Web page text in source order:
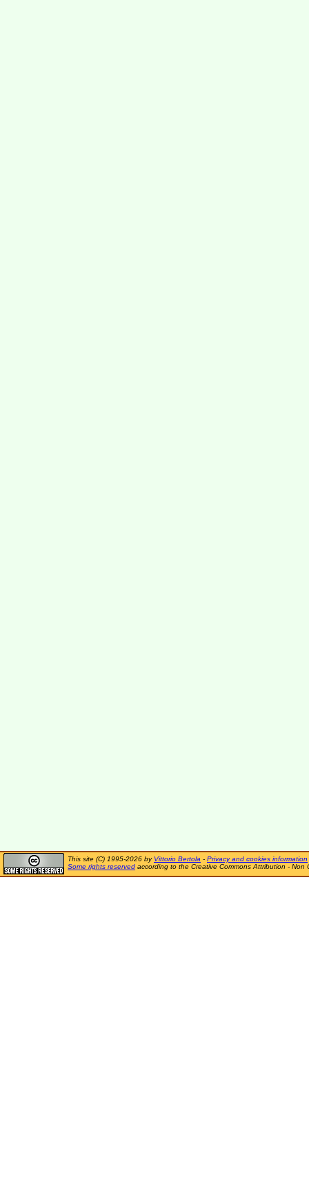
This site (C) 1995-2026 by Vittorio Bertola - Privacy and cookies information
Some rights reserved according to the Creative Commons Attribution - Non